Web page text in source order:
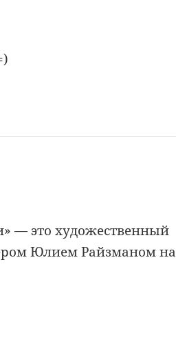
— это художественный
Юлием Райзманом на